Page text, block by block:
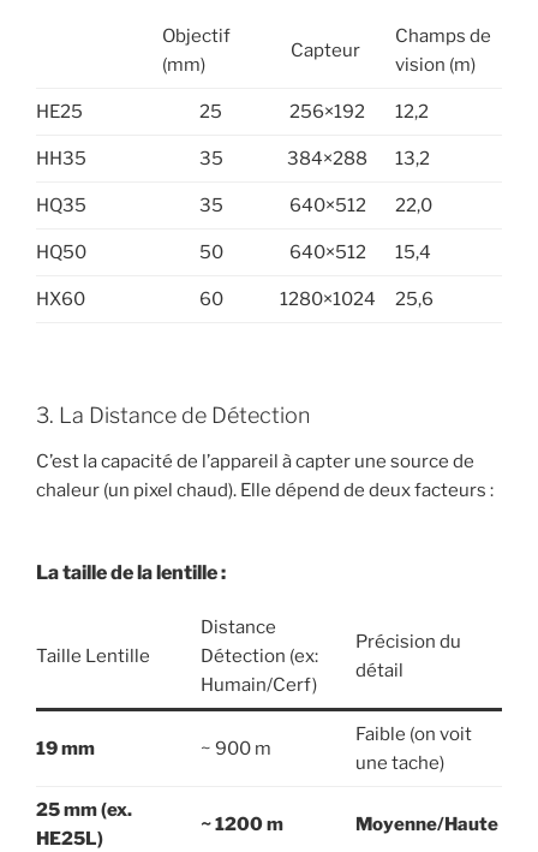
Objectif
(mm)
Capteur
Champs de
vision (m)
HE25 25 256×192 12,2
HH35 35 384×288 13,2
HQ35 35 640×512 22,0
HQ50 50 640×512 15,4
HX60 60 1280×1024 25,6
3. La Distance de Détection
C’est la capacité de l’appareil à capter une source de
chaleur (un pixel chaud). Elle dépend de deux facteurs :
La taille de la lentille :
Taille Lentille
Distance
Détection (ex:
Humain/Cerf)
Précision du
détail
19 mm ~ 900 m
Faible (on voit
une tache)
25 mm (ex.
HE25L)
~ 1200 m Moyenne/Haute